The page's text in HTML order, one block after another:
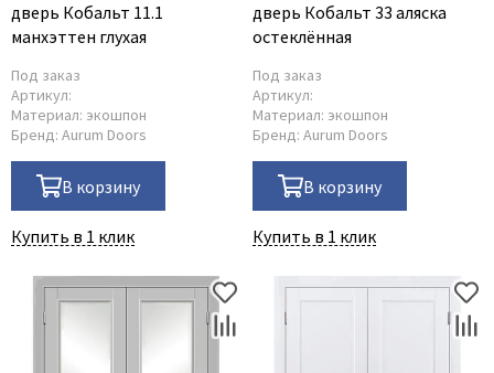
дверь Кобальт 11.1
манхэттен глухая
Под заказ
Артикул:
Материал: экошпон
Бренд: Aurum Doors
В корзину
Купить в 1 клик
дверь Кобальт 33 аляска
остеклённая
Под заказ
Артикул:
Материал: экошпон
Бренд: Aurum Doors
В корзину
Купить в 1 клик